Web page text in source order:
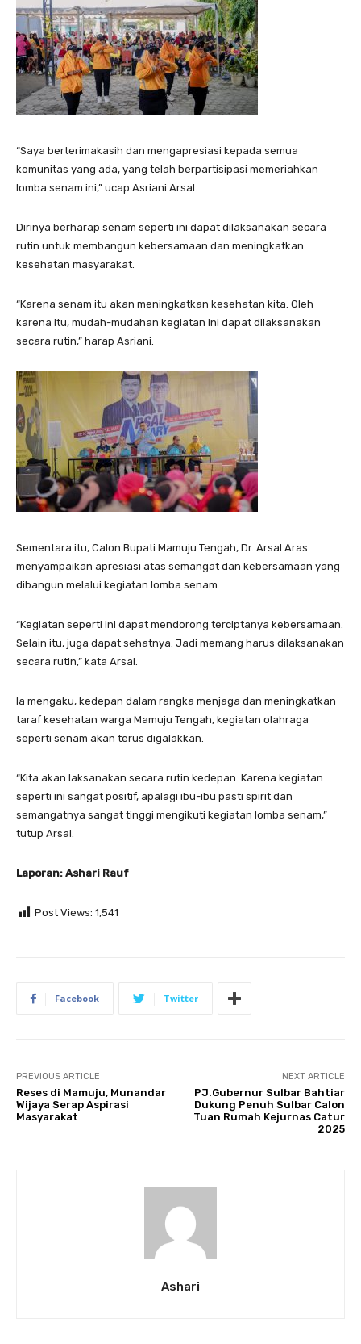
“Saya berterimakasih dan mengapresiasi kepada semua
komunitas yang ada, yang telah berpartisipasi memeriahkan
lomba senam ini,” ucap Asriani Arsal.
Dirinya berharap senam seperti ini dapat dilaksanakan secara
rutin untuk membangun kebersamaan dan meningkatkan
kesehatan masyarakat.
“Karena senam itu akan meningkatkan kesehatan kita. Oleh
karena itu, mudah-mudahan kegiatan ini dapat dilaksanakan
secara rutin,” harap Asriani.
Sementara itu, Calon Bupati Mamuju Tengah, Dr. Arsal Aras
menyampaikan apresiasi atas semangat dan kebersamaan yang
dibangun melalui kegiatan lomba senam.
“Kegiatan seperti ini dapat mendorong terciptanya kebersamaan.
Selain itu, juga dapat sehatnya. Jadi memang harus dilaksanakan
secara rutin,” kata Arsal.
Ia mengaku, kedepan dalam rangka menjaga dan meningkatkan
taraf kesehatan warga Mamuju Tengah, kegiatan olahraga
seperti senam akan terus digalakkan.
“Kita akan laksanakan secara rutin kedepan. Karena kegiatan
seperti ini sangat positif, apalagi ibu-ibu pasti spirit dan
semangatnya sangat tinggi mengikuti kegiatan lomba senam,”
tutup Arsal.
Laporan: Ashari Rauf
Post Views: 1,541
Facebook Twitter
PREVIOUS ARTICLE
Reses di Mamuju, Munandar
Wijaya Serap Aspirasi
Masyarakat
NEXT ARTICLE
PJ.Gubernur Sulbar Bahtiar
Dukung Penuh Sulbar Calon
Tuan Rumah Kejurnas Catur
2025
Ashari